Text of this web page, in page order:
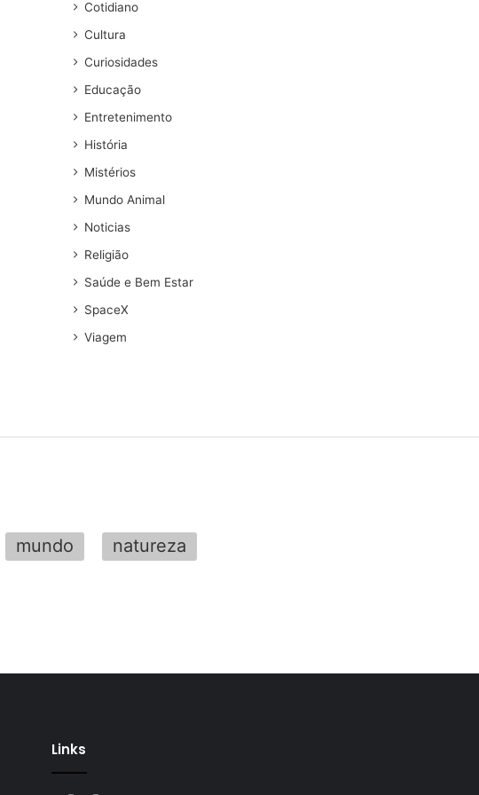
Cotidiano
Cultura
Curiosidades
Educação
Entretenimento
História
Mistérios
Mundo Animal
Noticias
Religião
Saúde e Bem Estar
SpaceX
Viagem
mundo
natureza
Links